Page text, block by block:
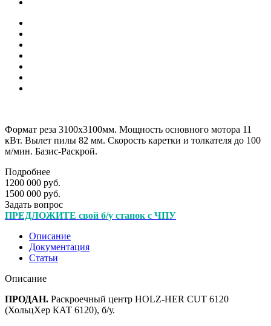
Формат реза 3100х3100мм. Мощность основного мотора 11
кВт. Вылет пилы 82 мм. Скорость каретки и толкателя до 100
м/мин. Базис-Раскрой.
Подробнее
1200 000 руб.
1500 000 руб.
Задать вопрос
ПРЕДЛОЖИТЕ свой б/у станок с ЧПУ
Описание
Документация
Статьи
Описание
ПРОДАН. Раскроечный центр HOLZ-HER CUT 6120
(ХольцХер КАТ 6120), б/у.